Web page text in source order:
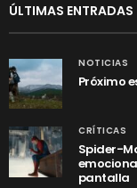
ÚLTIMAS ENTRADAS
NOTICIAS
Próximo
CRÍTICAS
Spider-
pantalla